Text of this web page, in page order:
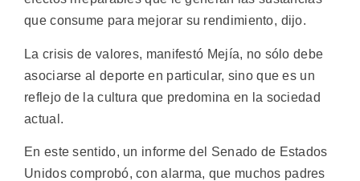
que consume para mejorar su rendimiento, dijo.
La crisis de valores, manifestó Mejía, no sólo debe
asociarse al deporte en particular, sino que es un
reflejo de la cultura que predomina en la sociedad
actual.
En este sentido, un informe del Senado de Estados
Unidos comprobó, con alarma, que muchos padres